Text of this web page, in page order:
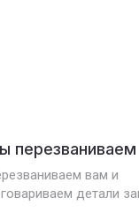
перезваниваем
вам и
детали